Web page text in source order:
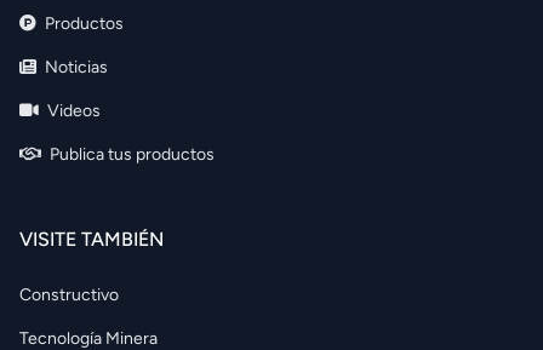
Productos
Noticias
Videos
Publica tus productos
VISITE TAMBIÉN
Constructivo
Tecnología Minera